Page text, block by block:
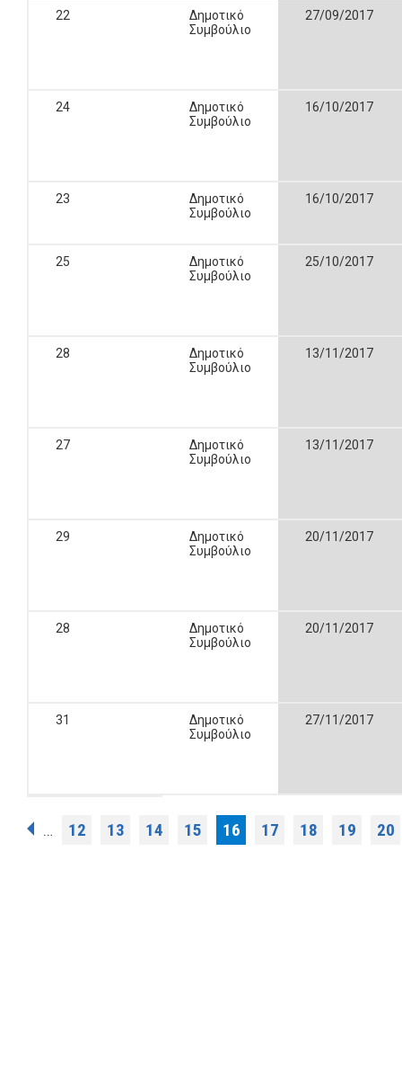
22
Δημοτικό
Συμβούλιο
27/09/2017
24
Δημοτικό
Συμβούλιο
16/10/2017
23
Δημοτικό
Συμβούλιο
16/10/2017
25
Δημοτικό
Συμβούλιο
25/10/2017
28
Δημοτικό
Συμβούλιο
13/11/2017
27
Δημοτικό
Συμβούλιο
13/11/2017
29
Δημοτικό
Συμβούλιο
20/11/2017
28
Δημοτικό
Συμβούλιο
20/11/2017
31
Δημοτικό
Συμβούλιο
27/11/2017
Σελίδες
… 12 13 14 15 16 17 18 19 20